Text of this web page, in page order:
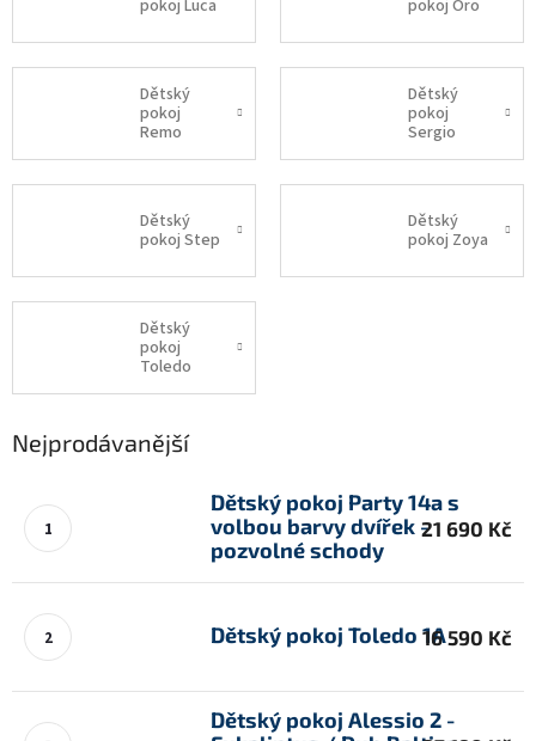
pokoj Luca
pokoj Oro
Dětský
pokoj
Remo
Dětský
pokoj
Sergio
Dětský
pokoj Step
Dětský
pokoj Zoya
Dětský
pokoj
Toledo
Nejprodávanější
Dětský pokoj Party 14a s
volbou barvy dvířek -
pozvolné schody
21 690 Kč
Dětský pokoj Toledo 1A16 590 Kč
Dětský pokoj Alessio 2 -